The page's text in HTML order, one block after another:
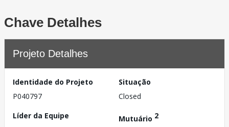
Chave Detalhes
Projeto Detalhes
Identidade do Projeto
P040797
Situação
Closed
Líder da Equipe
Mutuário 2